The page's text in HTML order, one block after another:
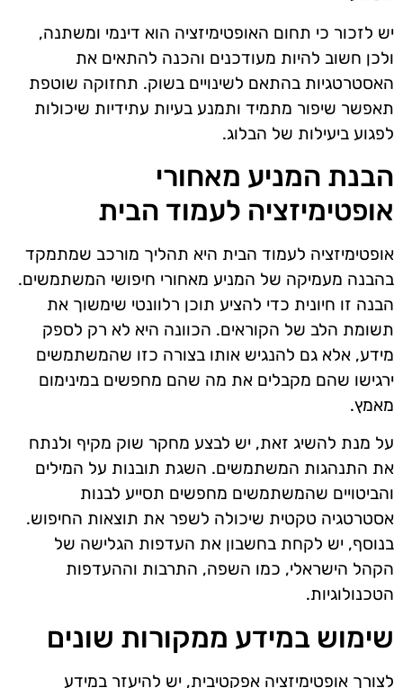
יש לזכור כי תחום האופטימיזציה הוא דינמי ומשתנה,
ולכן חשוב להיות מעודכנים והכנה להתאים את
האסטרטגיות בהתאם לשינויים בשוק. תחזוקה שוטפת
תאפשר שיפור מתמיד ותמנע בעיות עתידיות שיכולות
לפגוע ביעילות של הבלוג.
הבנת המניע מאחורי
אופטימיזציה לעמוד הבית
אופטימיזציה לעמוד הבית היא תהליך מורכב שמתמקד
בהבנה מעמיקה של המניע מאחורי חיפושי המשתמשים.
הבנה זו חיונית כדי להציע תוכן רלוונטי שימשוך את
תשומת הלב של הקוראים. הכוונה היא לא רק לספק
מידע, אלא גם להנגיש אותו בצורה כזו שהמשתמשים
ירגישו שהם מקבלים את מה שהם מחפשים במינימום
מאמץ.
על מנת להשיג זאת, יש לבצע מחקר שוק מקיף ולנתח
את התנהגות המשתמשים. השגת תובנות על המילים
והביטויים שהמשתמשים מחפשים תסייע לבנות
אסטרטגיה טקטית שיכולה לשפר את תוצאות החיפוש.
בנוסף, יש לקחת בחשבון את העדפות הגלישה של
הקהל הישראלי, כמו השפה, התרבות וההעדפות
הטכנולוגיות.
שימוש במידע ממקורות שונים
לצורך אופטימיזציה אפקטיבית, יש להיעזר במידע